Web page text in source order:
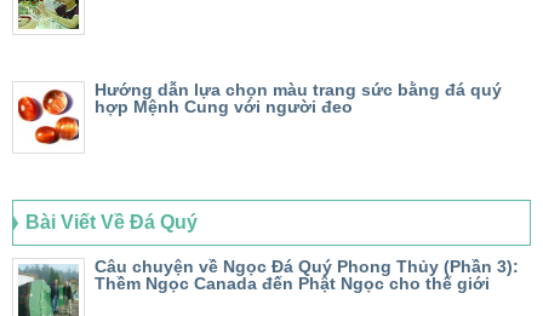
Hướng dẫn lựa chọn màu trang sức bằng đá quý
hợp Mệnh Cung với người đeo
Bài Viết Về Đá Quý
Câu chuyện về Ngọc Đá Quý Phong Thủy (Phần 3):
Thềm Ngọc Canada đến Phật Ngọc cho thế giới